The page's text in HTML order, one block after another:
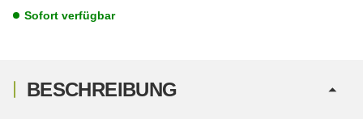
Sofort verfügbar
BESCHREIBUNG